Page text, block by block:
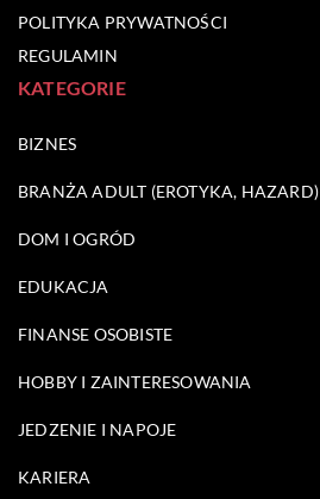
POLITYKA PRYWATNOŚCI
REGULAMIN
KATEGORIE
BIZNES
BRANŻA ADULT (EROTYKA, HAZARD)
DOM I OGRÓD
EDUKACJA
FINANSE OSOBISTE
HOBBY I ZAINTERESOWANIA
JEDZENIE I NAPOJE
KARIERA